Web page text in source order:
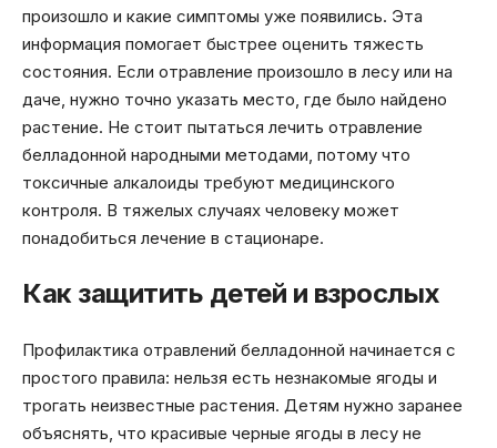
произошло и какие симптомы уже появились. Эта
информация помогает быстрее оценить тяжесть
состояния. Если отравление произошло в лесу или на
даче, нужно точно указать место, где было найдено
растение. Не стоит пытаться лечить отравление
белладонной народными методами, потому что
токсичные алкалоиды требуют медицинского
контроля. В тяжелых случаях человеку может
понадобиться лечение в стационаре.
Как защитить детей и взрослых
Профилактика отравлений белладонной начинается с
простого правила: нельзя есть незнакомые ягоды и
трогать неизвестные растения. Детям нужно заранее
объяснять, что красивые черные ягоды в лесу не